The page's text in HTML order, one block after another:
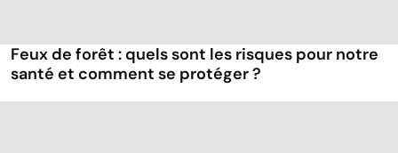
Feux de forêt : quels sont les risques pour notre
santé et comment se protéger ?